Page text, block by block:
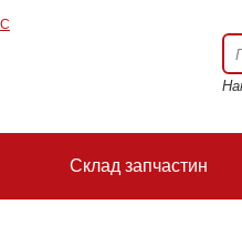
Склад запчастин